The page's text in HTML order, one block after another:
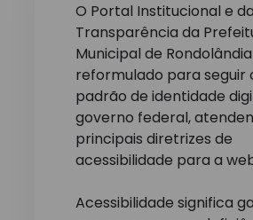
O Portal Institucional e da
Transparência da
Municipal de
reformulado para seguir
padrão de identidade
governo federal,
principais diretrizes de
acessibilidade para a
Acessibilidade significa